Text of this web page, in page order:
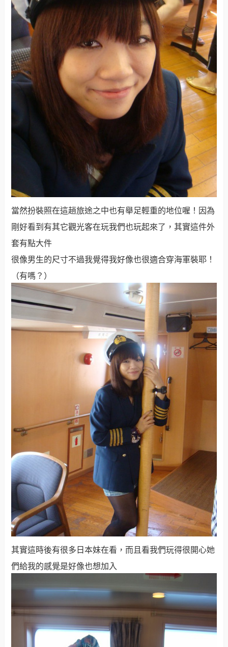
當然扮裝照在這趟旅途之中也有舉足輕重的地位喔！因為
剛好看到有其它觀光客在玩我們也玩起來了，其實這件外
套有點大件
很像男生的尺寸不過我覺得我好像也很適合穿海軍裝耶！
（有嗎？）
其實這時後有很多日本妹在看，而且看我們玩得很開心她
們給我的感覺是好像也想加入